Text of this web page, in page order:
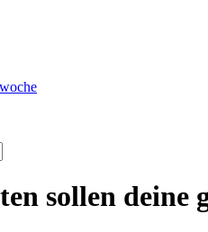
sollen deine